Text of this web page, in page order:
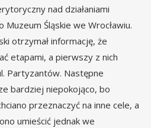
nad działaniami
Śląskie we Wrocławiu.
otrzymał informację, że
etapami, a pierwszy z nich
Partyzantów. Następne
bardziej niepokojąco, bo
przeznaczyć na inne cele, a
umieścić jednak we